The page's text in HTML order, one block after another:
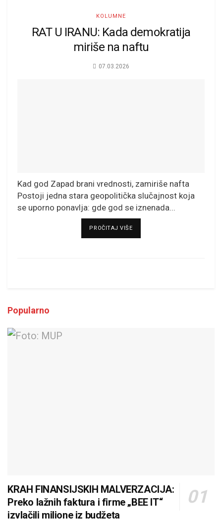
KOLUMNE
RAT U IRANU: Kada demokratija
miriše na naftu
07.03.2026
Kad god Zapad brani vrednosti, zamiriše nafta
Postoji jedna stara geopolitička slučajnost koja
se uporno ponavlja: gde god se iznenada...
PROČITAJ VIŠEDETAILS
Popularno
KRAH FINANSIJSKIH MALVERZACIJA:
Preko lažnih faktura i firme „BEE IT“
izvlačili milione iz budžeta